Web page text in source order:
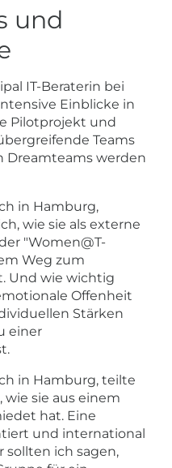
und
IT-Beraterin bei
Einblicke in
Pilotprojekt und
Teams
Dreamteams werden
in Hamburg,
wie sie als externe
"Women@T-
Weg zum
Und wie wichtig
Offenheit
Stärken
einer
in Hamburg, teilte
sie aus einem
hat. Eine
und international
sollten ich sagen,